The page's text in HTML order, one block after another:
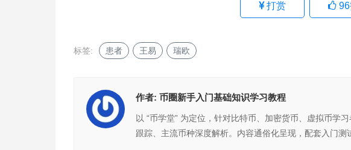
打赏 96
标签: 患者 王易 瑞欧
作者: 币圈新手入门基础知识学习教程
以 “币学堂” 为定位，针对比特币、加密货币、虚拟币
跟踪、主流币种深度解析。内容通俗化呈现，配套入门测